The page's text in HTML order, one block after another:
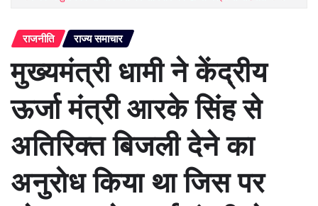
राजनीति राज्य समाचार
मुख्यमंत्री धामी ने केंद्रीय
ऊर्जा मंत्री आरके सिंह से
अतिरिक्त बिजली देने का
अनुरोध किया था जिस पर